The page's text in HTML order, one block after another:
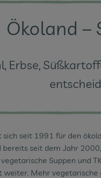
Ökoland –
Erbse,
sich seit 1991 für den
seit dem Jahr
Suppen und
weiter. Mehr